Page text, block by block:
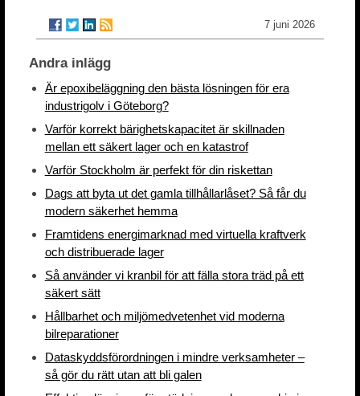
7 juni 2026
Andra inlägg
Är epoxibeläggning den bästa lösningen för era
industrigolv i Göteborg?
Varför korrekt bärighetskapacitet är skillnaden
mellan ett säkert lager och en katastrof
Varför Stockholm är perfekt för din riskettan
Dags att byta ut det gamla tillhållarlåset? Så får du
modern säkerhet hemma
Framtidens energimarknad med virtuella kraftverk
och distribuerade lager
Så använder vi kranbil för att fälla stora träd på ett
säkert sätt
Hållbarhet och miljömedvetenhet vid moderna
bilreparationer
Dataskyddsförordningen i mindre verksamheter –
så gör du rätt utan att bli galen